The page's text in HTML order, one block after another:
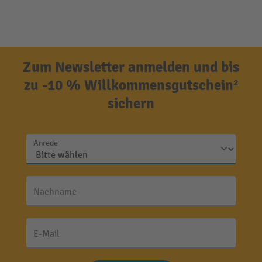
Zum Newsletter anmelden und bis
zu -10 % Willkommensgutschein²
sichern
Anrede
Nachname
E-Mail